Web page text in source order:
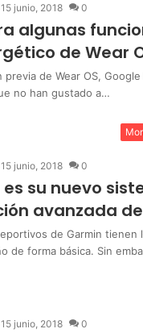
15 junio, 2018 0
algunas
de Wear
previa de Wear OS,
no han gustado a…
15 junio, 2018 0
es su nuevo
avanzada
de Garmin tienen
de forma básica. Sin
15 junio, 2018 0